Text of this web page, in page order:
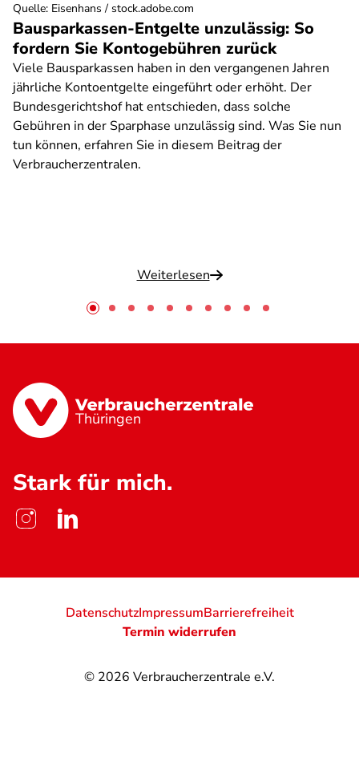
Bausparkassen-Entgelte unzulässig: So
fordern Sie Kontogebühren zurück
Viele Bausparkassen haben in den vergangenen Jahren
jährliche Kontoentgelte eingeführt oder erhöht. Der
Bundesgerichtshof hat entschieden, dass solche
Gebühren in der Sparphase unzulässig sind. Was Sie nun
tun können, erfahren Sie in diesem Beitrag der
Verbraucherzentralen.
Weiterlesen
Quelle: Eisenhans / stock.adobe.com
Thüringen
Stark für mich.
© 2026 Verbraucherzentrale e.V.
DatenschutzImpressumBarrierefreiheit
Termin widerrufen